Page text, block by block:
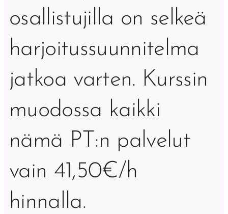
osallistujilla on selkeä
harjoitussuunnitelma
jatkoa varten. Kurssin
muodossa kaikki
nämä PT:n palvelut
vain 41,50€/h
hinnalla.